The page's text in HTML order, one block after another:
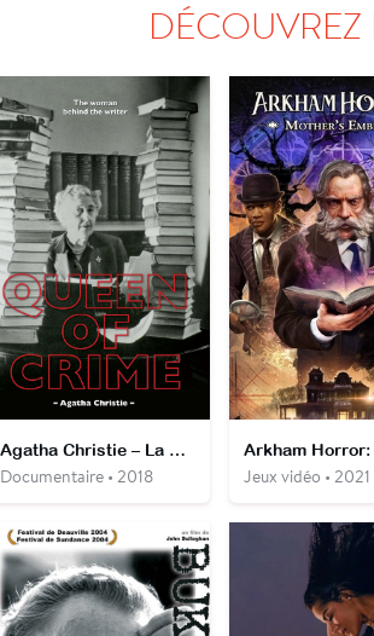
Agatha Christie – La Reine du Crime
Documentaire • 2018 Jeux vidéo • 2021